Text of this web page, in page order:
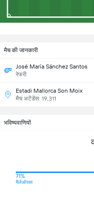
मैच की जानकारी
José María Sánchez Santos
रेफरी
Estadi Mallorca Son Moix
मैच अटेंडेंस: 19,311
भविष्यवाणियों
71%
मैलेओरका